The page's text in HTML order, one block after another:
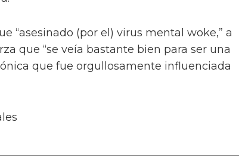
“asesinado (por el) virus mental woke,” a
que “se veía bastante bien para ser una
que fue orgullosamente influenciada